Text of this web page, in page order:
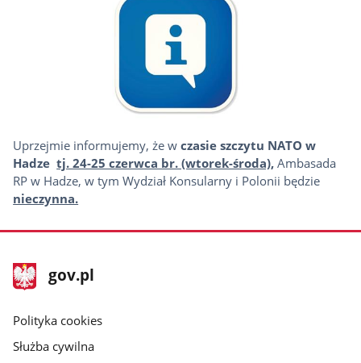
Uprzejmie informujemy, że wczasie szczytu NATO w
Hadzetj. 24-25 czerwca br. (wtorek-środa),Ambasada
RP w Hadze, w tym Wydział Konsularny i Polonii będzie
nieczynna.
stopka
gov.pl
Strona
gov.pl
gov.pl
Polityka cookies
Służba cywilna